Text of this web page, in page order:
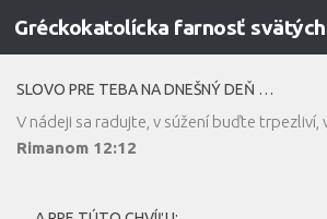
Preskočiť na obsah
SLOVO PRE TEBA NA DNEŠNÝ DEŇ …
V nádeji sa radujte, v súžení buďte
Rimanom 12:12